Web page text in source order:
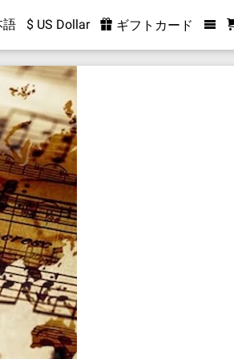
語 $ US Dollar ギフトカード